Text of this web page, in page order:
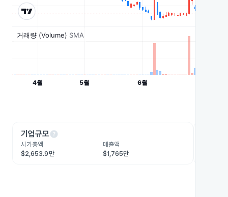
기업규모help
시가총액
$2,653.9만
매출액
$1,765만